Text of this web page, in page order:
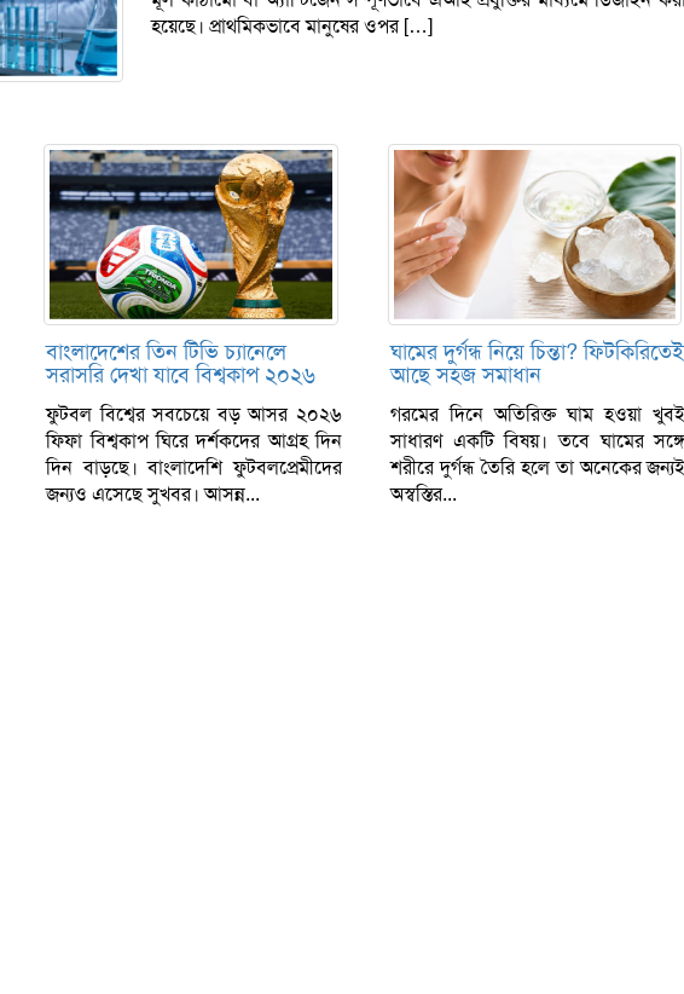
হয়েছে। প্রাথমিকভাবে মানুষের ওপর […]
বাংলাদেশের তিন টিভি চ্যানেলে
সরাসরি দেখা যাবে বিশ্বকাপ ২০২৬
ফুটবল বিশ্বের সবচেয়ে বড় আসর ২০২৬
ফিফা বিশ্বকাপ ঘিরে দর্শকদের আগ্রহ দিন
দিন বাড়ছে। বাংলাদেশি ফুটবলপ্রেমীদের
জন্যও এসেছে সুখবর। আসন্ন...
ঘামের দুর্গন্ধ নিয়ে চিন্তা? ফিটকিরিতেই
আছে সহজ সমাধান
গরমের দিনে অতিরিক্ত ঘাম হওয়া
সাধারণ একটি বিষয়। তবে ঘামের
শরীরে দুর্গন্ধ তৈরি হলে তা অনেকের
অস্বস্তির...